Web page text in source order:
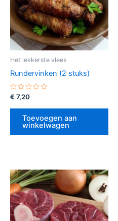
Het lekkerste vlees
Rundervinken (2 stuks)
Gewaardeerd
uit
€ 7,20
Toevoegen aan
winkelwagen